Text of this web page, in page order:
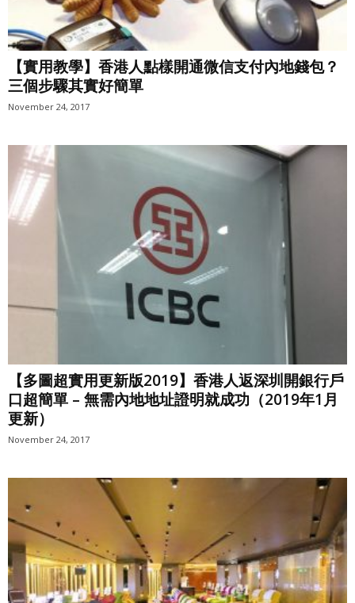
【實用教學】香港人點樣開通微信支付內地錢包？
三個步驟其實好簡單
November 24, 2017
【多圖超實用更新版2019】香港人返深圳開銀行戶
口超簡單 – 無需內地地址證明就成功（2019年1月
更新）
November 24, 2017